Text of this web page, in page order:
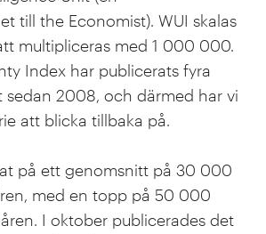
till the Economist). WUI skalas
multipliceras med 1 000 000.
Index har publicerats fyra
sedan 2008, och därmed har vi
att blicka tillbaka på.
på ett genomsnitt på 30 000
med en topp på 50 000
I oktober publicerades det